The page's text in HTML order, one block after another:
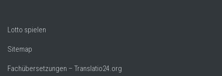
Lotto spielen
Sitemap
Fachübersetzungen – Translatio24.org